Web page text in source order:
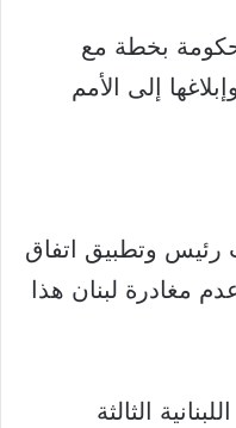
بخطة مع
إلى الأمم
رئيس وتطبيق اتفاق
مغادرة لبنان هذا
الثالثة